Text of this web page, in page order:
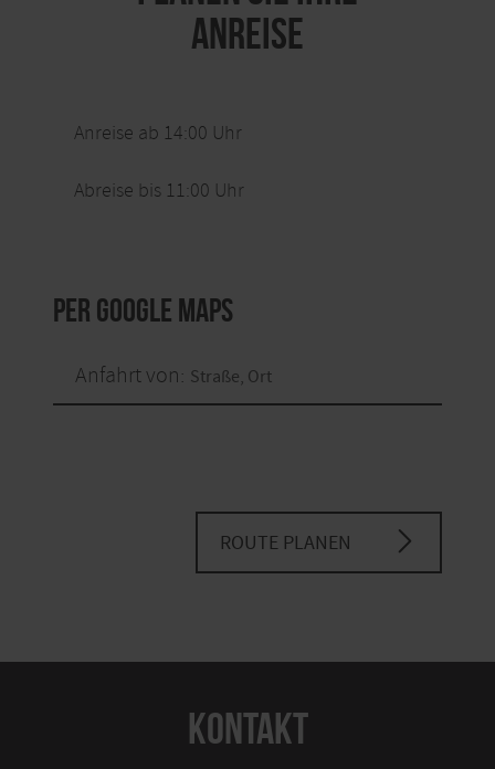
ANREISE
Anreise ab 14:00 Uhr
Abreise bis 11:00 Uhr
per Google Maps
Anfahrt von:
ROUTE PLANEN
KONTAKT